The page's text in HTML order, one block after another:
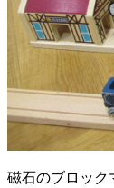
磁石のブロック